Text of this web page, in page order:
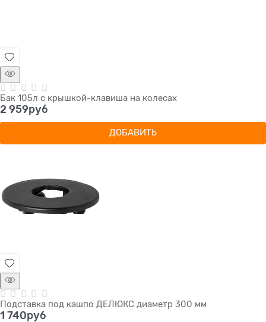
Бак 105л с крышкой-клавиша на колесах
2 959руб
ДОБАВИТЬ
Подставка под кашпо ДЕЛЮКС диаметр 300 мм
1 740руб